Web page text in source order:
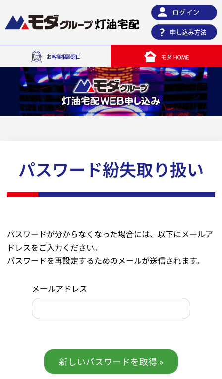
パスワード紛失取り扱い
パスワードが分からなくなった場合には、以下にメールア
ドレスをご入力ください。
パスワードを再設定するためのメールが送信されます。
メールアドレス